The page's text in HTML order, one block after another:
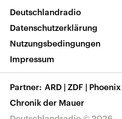
Nachrichten App
Frequenzen
Veranstaltungen
Musikliste
RSS
Barrierefreiheit
Deutschlandradio
Datenschutzerklärung
Nutzungsbedingungen
Impressum
Partner ARD | ZDF | Phoenix
Chronik der Mauer